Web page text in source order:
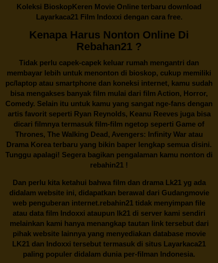
Koleksi BioskopKeren Movie Online terbaru download
Layarkaca21 Film Indoxxi dengan cara free.
Kenapa Harus Nonton Online Di
Rebahan21 ?
Tidak perlu capek-capek keluar rumah mengantri dan
membayar lebih untuk menonton di bioskop, cukup memiliki
pc/laptop atau smartphone dan koneksi internet, kamu sudah
bisa mengakses banyak film mulai dari film Action, Horror,
Comedy. Selain itu untuk kamu yang sangat nge-fans dengan
artis favorit seperti Ryan Reynolds, Keanu Reeves juga bisa
dicari filmnya termasuk film-film ngetop seperti Game of
Thrones, The Walking Dead, Avengers: Infinity War atau
Drama Korea terbaru yang bikin baper lengkap semua disini.
Tunggu apalagi! Segera bagikan pengalaman kamu nonton di
rebahin21 !
Dan perlu kita ketahui bahwa film dan dramaLk21yg ada
didalam website ini, didapatkan berawal dari Gudangmovie
web penguberan internet.rebahin21 tidak menyimpan file
atau data film Indoxxi ataupun lk21 di server kami sendiri
melainkan kami hanya menangkap tautan link tersebut dari
pihak website lainnya yang menyediakan database movie
LK21 dan Indoxxi tersebut termasuk di situs Layarkaca21
paling populer didalam dunia per-filman Indonesia.